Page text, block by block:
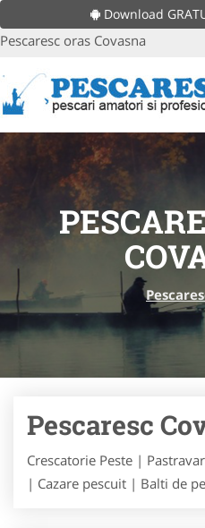
Download
Pescaresc oras Covasna
Pescaresc
Crescatorie Peste |
| Cazare pescuit | Balti de